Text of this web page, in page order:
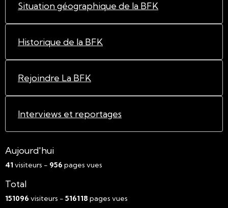
Situation géographique de la BFK
Historique de la BFK
Rejoindre La BFK
Interviews et reportages
Aujourd'hui
41 visiteurs - 956 pages vues
Total
151096 visiteurs - 516118 pages vues